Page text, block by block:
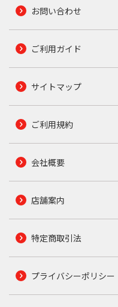
お問い合わせ
ご利用ガイド
サイトマップ
ご利用規約
会社概要
店舗案内
特定商取引法
プライバシーポリシー